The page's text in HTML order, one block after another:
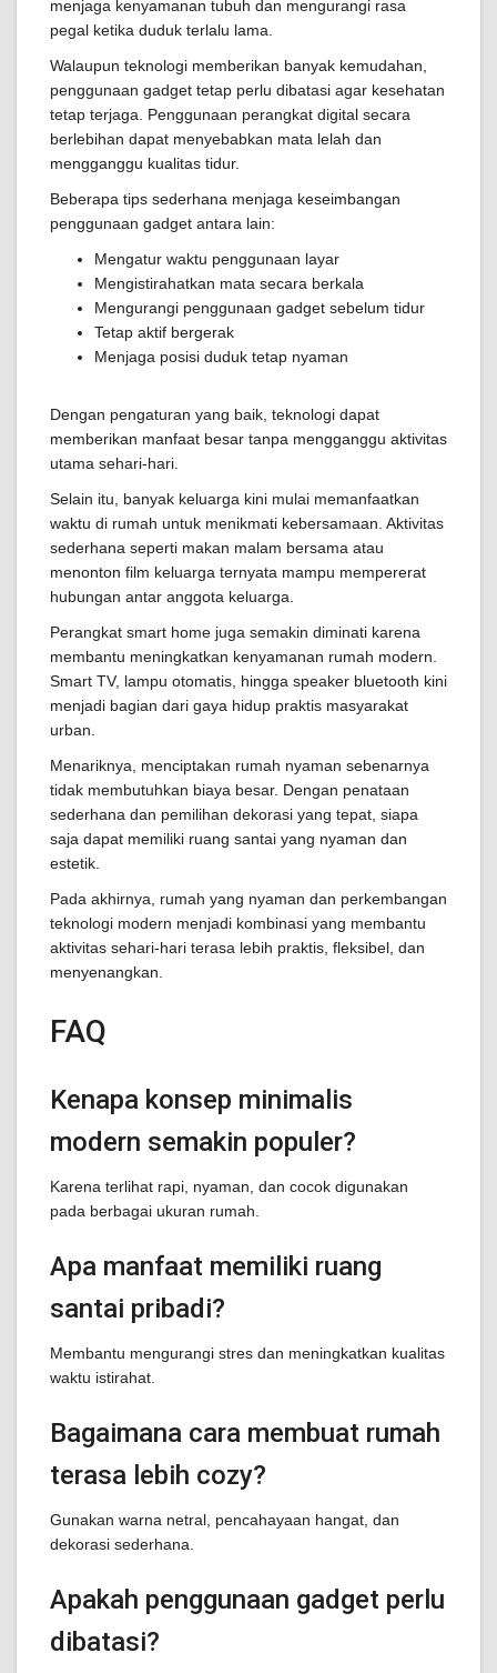
menjaga kenyamanan tubuh dan mengurangi rasa
pegal ketika duduk terlalu lama.
Walaupun teknologi memberikan banyak kemudahan,
penggunaan gadget tetap perlu dibatasi agar kesehatan
tetap terjaga. Penggunaan perangkat digital secara
berlebihan dapat menyebabkan mata lelah dan
mengganggu kualitas tidur.
Beberapa tips sederhana menjaga keseimbangan
penggunaan gadget antara lain:
Mengatur waktu penggunaan layar
Mengistirahatkan mata secara berkala
Mengurangi penggunaan gadget sebelum tidur
Tetap aktif bergerak
Menjaga posisi duduk tetap nyaman
Dengan pengaturan yang baik, teknologi dapat
memberikan manfaat besar tanpa mengganggu aktivitas
utama sehari-hari.
Selain itu, banyak keluarga kini mulai memanfaatkan
waktu di rumah untuk menikmati kebersamaan. Aktivitas
sederhana seperti makan malam bersama atau
menonton film keluarga ternyata mampu mempererat
hubungan antar anggota keluarga.
Perangkat smart home juga semakin diminati karena
membantu meningkatkan kenyamanan rumah modern.
Smart TV, lampu otomatis, hingga speaker bluetooth kini
menjadi bagian dari gaya hidup praktis masyarakat
urban.
Menariknya, menciptakan rumah nyaman sebenarnya
tidak membutuhkan biaya besar. Dengan penataan
sederhana dan pemilihan dekorasi yang tepat, siapa
saja dapat memiliki ruang santai yang nyaman dan
estetik.
Pada akhirnya, rumah yang nyaman dan perkembangan
teknologi modern menjadi kombinasi yang membantu
aktivitas sehari-hari terasa lebih praktis, fleksibel, dan
menyenangkan.
FAQ
Kenapa konsep minimalis
modern semakin populer?
Karena terlihat rapi, nyaman, dan cocok digunakan
pada berbagai ukuran rumah.
Apa manfaat memiliki ruang
santai pribadi?
Membantu mengurangi stres dan meningkatkan kualitas
waktu istirahat.
Bagaimana cara membuat rumah
terasa lebih cozy?
Gunakan warna netral, pencahayaan hangat, dan
dekorasi sederhana.
Apakah penggunaan gadget perlu
dibatasi?